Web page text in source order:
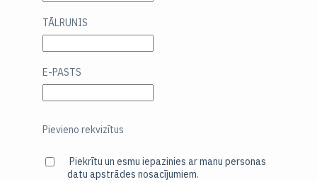
TĀLRUNIS
E-PASTS
Pievieno rekvizītus
Piekrītu un esmu iepazinies ar manu personas
datu apstrādes nosacījumiem.